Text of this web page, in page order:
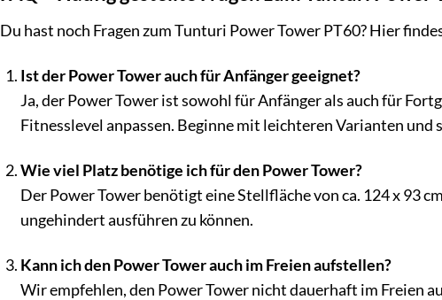
Du hast noch Fragen zum Tunturi Power Tower PT60? Hier
Ist der Power Tower auch für Anfänger geeignet?
Ja, der Power Tower ist sowohl für Anfänger als auch für
Fitnesslevel anpassen. Beginne mit leichteren Varianten und
Wie viel Platz benötige ich für den Power Tower?
Der Power Tower benötigt eine Stellfläche von ca. 124 x 93
ungehindert ausführen zu können.
Kann ich den Power Tower auch im Freien aufstellen?
Wir empfehlen, den Power Tower nicht dauerhaft im Freien